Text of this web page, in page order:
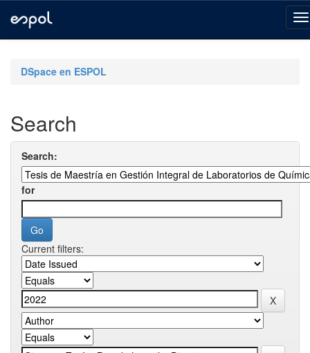
navigationDSpace en ESPOL
Search
Search:
for
Current filters: